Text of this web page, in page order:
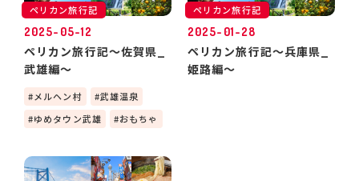
ペリカン旅行記
2025-05-12
ペリカン旅行記～佐賀県_
武雄編～
メルヘン村
武雄温泉
ゆめタウン武雄
おもちゃ
ペリカン旅行記
2025-01-28
ペリカン旅行記～兵庫県_
姫路編～